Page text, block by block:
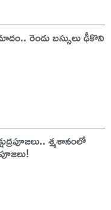
రెండు బస్సులు ఢీకొని
శ్మశానంలో